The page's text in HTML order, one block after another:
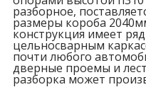
разборное,
размеры короба
конструкция имеет
цельносварным
почти любого
дверные проемы и
разборка может